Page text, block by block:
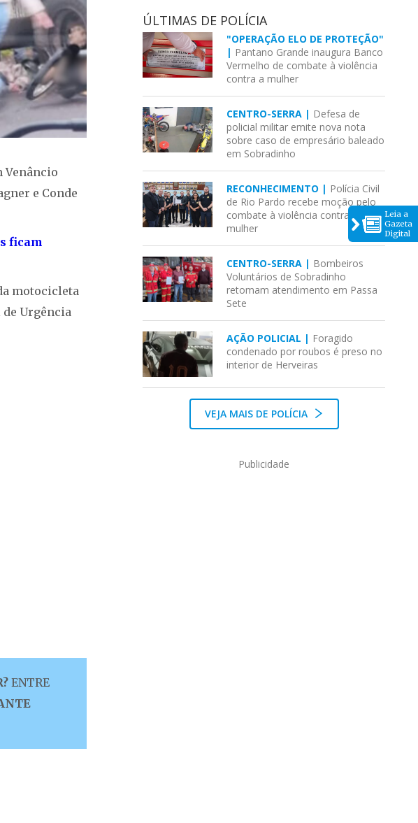
Leia a
Gazeta
Digital
Venâncio
e Conde
ficam
motocicleta
Urgência
ENTRE
ÚLTIMAS DE POLÍCIA
"OPERAÇÃO ELO DE PROTEÇÃO"
| Pantano Grande inaugura Banco
Vermelho de combate à violência
contra a mulher
CENTRO-SERRA | Defesa de
policial militar emite nova nota
sobre caso de empresário baleado
em Sobradinho
RECONHECIMENTO | Polícia Civil
de Rio Pardo recebe moção pelo
combate à violência contra a
mulher
CENTRO-SERRA | Bombeiros
Voluntários de Sobradinho
retomam atendimento em Passa
Sete
AÇÃO POLICIAL | Foragido
condenado por roubos é preso no
interior de Herveiras
VEJA MAIS DE POLÍCIA
Publicidade